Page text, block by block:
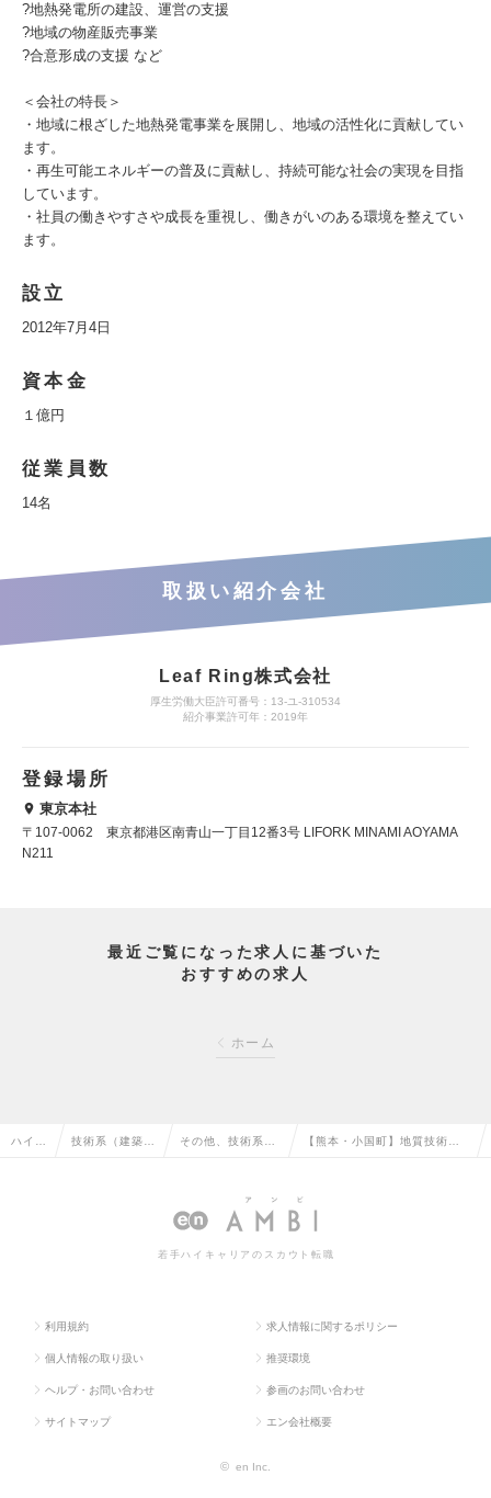
?地熱発電所の建設、運営の支援
?地域の物産販売事業
?合意形成の支援 など
＜会社の特長＞
・地域に根ざした地熱発電事業を展開し、地域の活性化に貢献してい
ます。
・再生可能エネルギーの普及に貢献し、持続可能な社会の実現を目指
しています。
・社員の働きやすさや成長を重視し、働きがいのある環境を整えてい
ます。
設立
2012年7月4日
資本金
１億円
従業員数
14名
取扱い紹介会社
Leaf Ring株式会社
厚生労働大臣許可番号：13-ユ-310534
紹介事業許可年：2019年
登録場所
東京本社
〒107-0062 東京都港区南青山一丁目12番3号 LIFORK MINAMI AOYAMA
N211
最近ご覧になった求人に基づいた
おすすめの求人
ホーム
ハイク 技術系（建築・ その他、技術系
木・プラント）の
【熊本・小国町】地質技術者
を行うベンチャー企業の求人
若手ハイキャリアのスカウト転職
利用規約 求人情報に関するポリシー
個人情報の取り扱い 推奨環境
ヘルプ・お問い合わせ 参画のお問い合わせ
サイトマップ エン会社概要
© en Inc.